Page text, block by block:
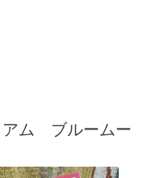
アム ブルームー